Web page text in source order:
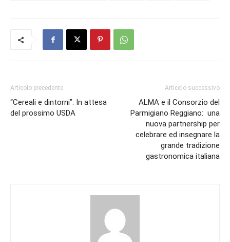
Articolo precedente
“Cereali e dintorni”. In attesa
del prossimo USDA
Articolo successivo
ALMA e il Consorzio del
Parmigiano Reggiano: una
nuova partnership per
celebrare ed insegnare la
grande tradizione
gastronomica italiana